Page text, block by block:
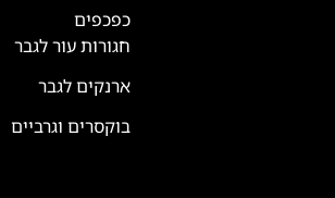
כפכפים
חגורות עור לגבר
ארנקים לגבר
בוקסרים וגרביים